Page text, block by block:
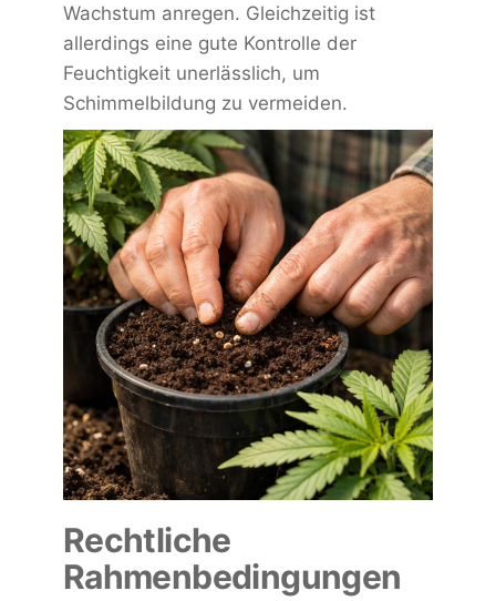
Wachstum anregen. Gleichzeitig ist
allerdings eine gute Kontrolle der
Feuchtigkeit unerlässlich, um
Schimmelbildung zu vermeiden.
Rechtliche
Rahmenbedingungen